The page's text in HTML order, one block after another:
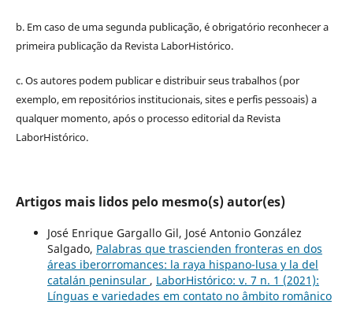
b. Em caso de uma segunda publicação, é obrigatório reconhecer a
primeira publicação da Revista LaborHistórico.
c. Os autores podem publicar e distribuir seus trabalhos (por
exemplo, em repositórios institucionais, sites e perfis pessoais) a
qualquer momento, após o processo editorial da Revista
LaborHistórico.
Artigos mais lidos pelo mesmo(s) autor(es)
José Enrique Gargallo Gil, José Antonio González
Salgado, Palabras que trascienden fronteras en dos
áreas iberorromances: la raya hispano-lusa y la del
catalán peninsular , LaborHistórico: v. 7 n. 1 (2021):
Línguas e variedades em contato no âmbito românico